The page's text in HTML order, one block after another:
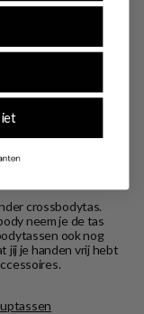
crossbodytas.
neem je de tas
ook nog
jij je handen vrij hebt